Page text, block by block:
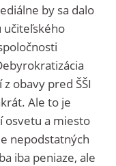
by sa dalo
učiteľského
obavy pred ŠŠI
Ale to je
osvetu a miesto
nepodstatných
iba peniaze, ale